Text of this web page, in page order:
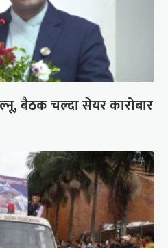
बैठक चल्दा सेयर कारोबार